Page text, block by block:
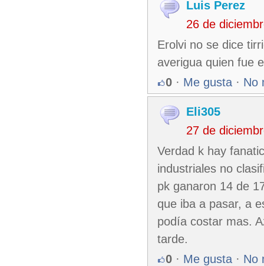
Luis Perez
26 de
Erolvi no se dice
averigua quien fue
0 · Me gusta · No
Eli305
27 de
Verdad k hay
industriales no
pk ganaron 14 de
que iba a pasar, a
podía costar mas.
tarde.
0 · Me gusta · No